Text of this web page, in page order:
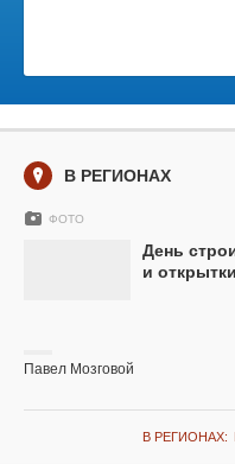
В РЕГИОНАХ
День
и
ФОТО
Павел Мозговой
В РЕГИОНАХ: